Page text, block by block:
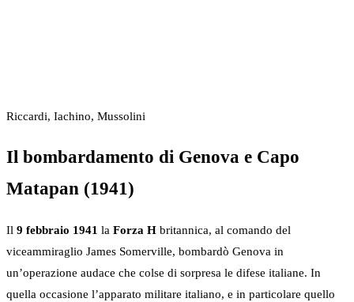
Riccardi, Iachino, Mussolini
Il bombardamento di Genova e Capo
Matapan (1941)
Il 9 febbraio 1941 la Forza H britannica, al comando del
viceammiraglio James Somerville, bombardò Genova in
un’operazione audace che colse di sorpresa le difese italiane. In
quella occasione l’apparato militare italiano, e in particolare quello